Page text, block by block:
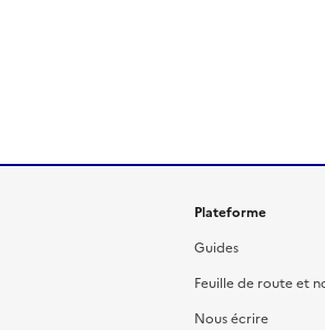
Plateforme
Guides
Feuille de route et
Nous écrire